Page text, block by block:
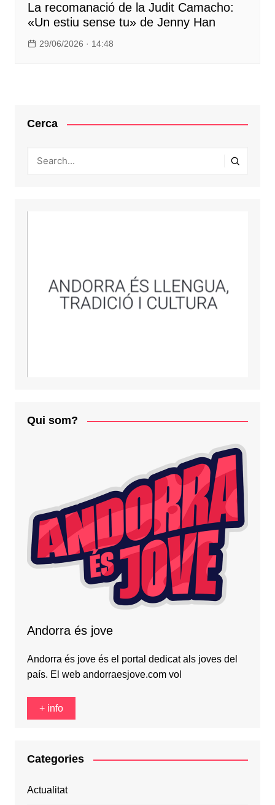
La recomanació de la Judit Camacho:
«Un estiu sense tu» de Jenny Han
29/06/2026 · 14:48
Cerca
Qui som?
Andorra és jove
Andorra és jove és el portal dedicat als joves del
país. El web andorraesjove.com vol
+ info
Categories
Actualitat